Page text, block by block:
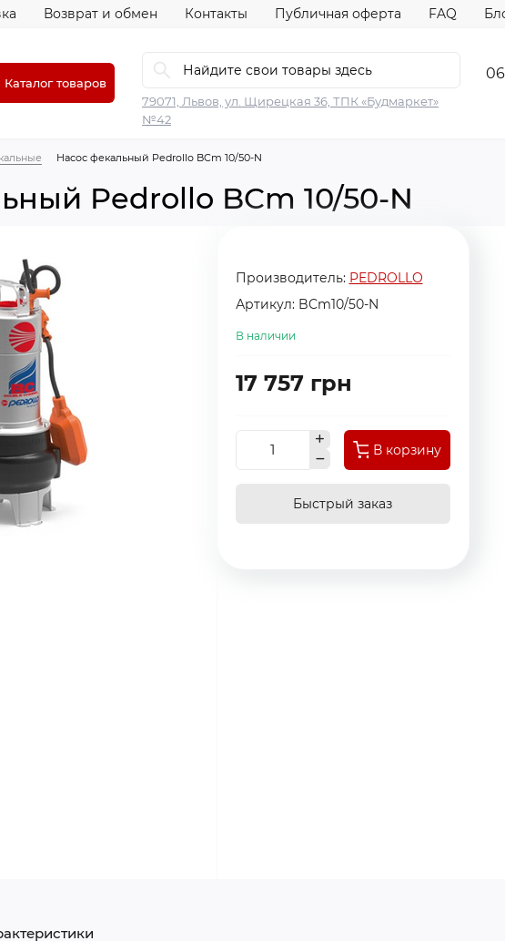
Возврат и обмен Контакты Публичная оферта FAQ
Каталог товаров
79071, Львов, ул. Щирецкая 36, ТПК «Будмаркет»
№42
Насос фекальный Pedrollo BCm 10/50-N
Pedrollo BCm 10/50-N
Производитель: PEDROLLO
Артикул: BCm10/50-N
В наличии
17 757 грн
В корзину
Быстрый заказ